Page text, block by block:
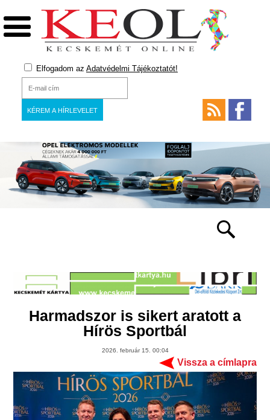
Elfogadom az Adatvédelmi Tájékoztatót!
Harmadszor is sikert aratott a
Hírös Sportbál
2026. február 15. 00:04
Vissza a címlapra